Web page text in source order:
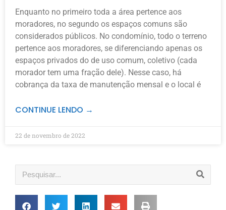
Enquanto no primeiro toda a área pertence aos
moradores, no segundo os espaços comuns são
considerados públicos. No condomínio, todo o terreno
pertence aos moradores, se diferenciando apenas os
espaços privados do de uso comum, coletivo (cada
morador tem uma fração dele). Nesse caso, há
cobrança da taxa de manutenção mensal e o local é
CONTINUE LENDO →
22 de novembro de 2022